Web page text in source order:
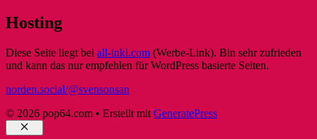
Hosting
Diese Seite liegt bei all-inkl.com (Werbe-Link). Bin sehr zufrieden
und kann das nur empfehlen für WordPress basierte Seiten.
norden.social/@svensonsan
© 2026 pop64.com • Erstellt mit GeneratePress